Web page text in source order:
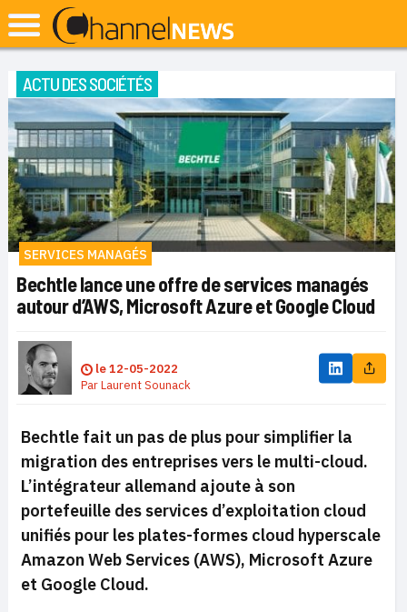
ACTU DES SOCIÉTÉS
SERVICES MANAGÉS
Bechtle lance une offre de services managés
autour d’AWS, Microsoft Azure et Google Cloud
le12-05-2022
ParLaurent Sounack
Bechtle fait un pas de plus pour simplifier la
migration des entreprises vers le multi-cloud.
L’intégrateur allemand ajoute à son
portefeuille des services d’exploitation cloud
unifiés pour les plates-formes cloud hyperscale
Amazon Web Services (AWS), Microsoft Azure
et Google Cloud.